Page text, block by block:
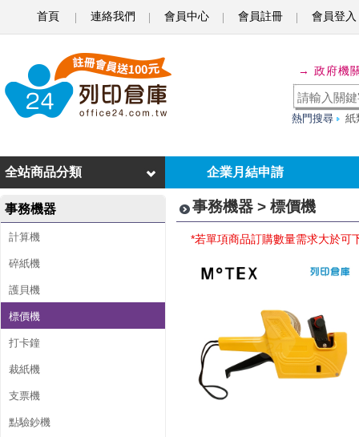
首頁 連絡我們 會員中心 會員註冊 會員登入
價
機
→ 政府機
熱門搜尋 紙
企業月結申請
全站商品分類
事務機器
計算機
碎紙機
護貝機
標價機
打卡鐘
裁紙機
支票機
點驗鈔機
事務機器 > 標價機
*若單項商品訂購數量需求大於可